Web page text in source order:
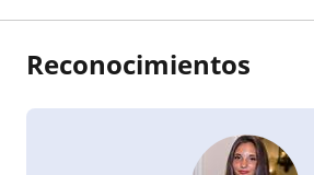
Reconocimientos